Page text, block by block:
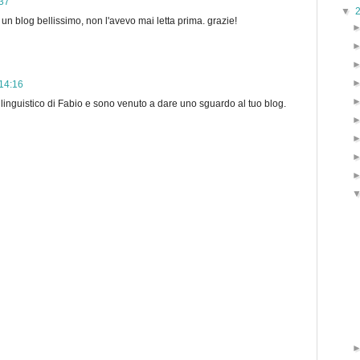
blog bellissimo, non l'avevo mai letta prima. grazie!
di Fabio e sono venuto a dare uno sguardo al tuo blog.
▼